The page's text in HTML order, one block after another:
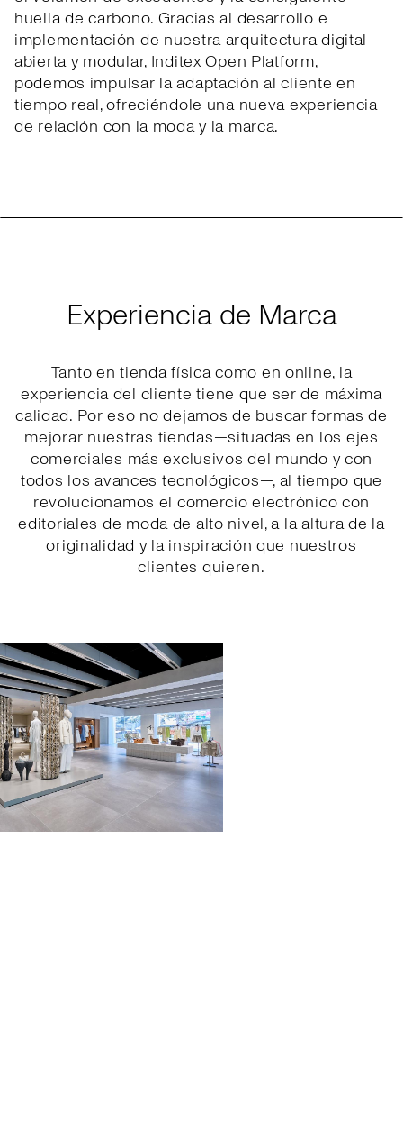
huella de carbono. Gracias al desarrollo e
implementación de nuestra arquitectura digital
abierta y modular, Inditex Open Platform,
podemos impulsar la adaptación al cliente en
tiempo real, ofreciéndole una nueva experiencia
de relación con la moda y la marca.
Experiencia de Marca
Tanto en tienda física como en online, la
experiencia del cliente tiene que ser de máxima
calidad. Por eso no dejamos de buscar formas de
mejorar nuestras tiendas—situadas en los ejes
comerciales más exclusivos del mundo y con
todos los avances tecnológicos—, al tiempo que
revolucionamos el comercio electrónico con
editoriales de moda de alto nivel, a la altura de la
originalidad y la inspiración que nuestros
clientes quieren.